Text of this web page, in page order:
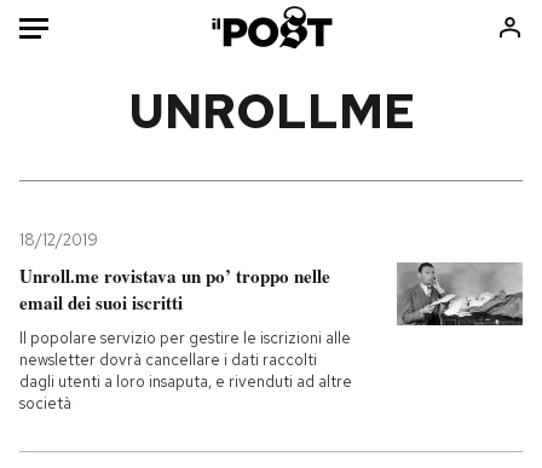
Mondo
Politica
Tecnologia
Internet
Scienza
Economia
Consumismi
Ok Boomer!
Media
Altrecose
UNROLLME
18/12/2019
Unroll.me rovistava un po’ troppo nelle
email dei suoi iscritti
Il popolare servizio per gestire le iscrizioni alle
newsletter dovrà cancellare i dati raccolti
dagli utenti a loro insaputa, e rivenduti ad altre
società